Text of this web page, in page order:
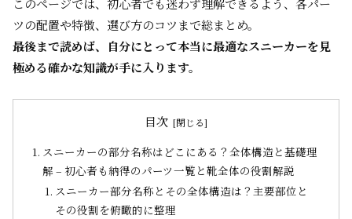
このページでは、初心者でも迷わず理解できるよう、各パー
ツの配置や特徴、選び方のコツまで総まとめ。
最後まで読めば、自分にとって本当に最適なスニーカーを見
極める確かな知識が手に入ります。
目次
スニーカーの部分名称はどこにある？全体構造と基礎理
解 – 初心者も納得のパーツ一覧と靴全体の役割解説
スニーカー部分名称とその全体構造は？主要部位と
その役割を俯瞰的に整理